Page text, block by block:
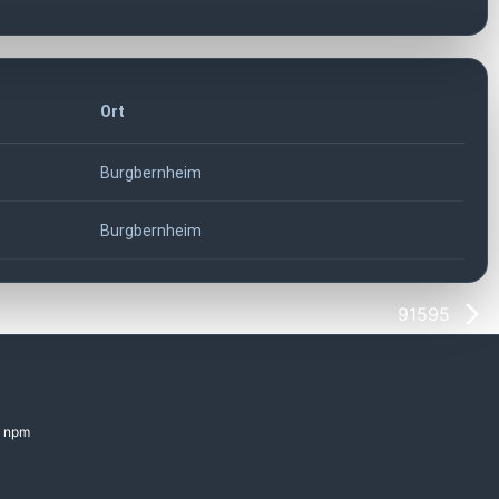
Ort
Burgbernheim
Burgbernheim
91595
npm